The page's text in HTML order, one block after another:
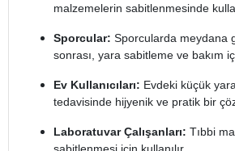
malzemelerin sabitlenmesinde
Sporcular: Sporcularda meydana
sonrası, yara sabitleme ve bakım
Ev Kullanıcıları: Evdeki küçük
tedavisinde hijyenik ve pratik bir
Laboratuvar Çalışanları: Tıbbi